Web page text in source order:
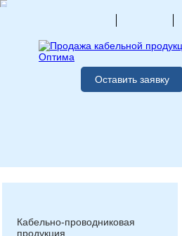
Оставить заявку
Кабельно-проводниковая
продукция